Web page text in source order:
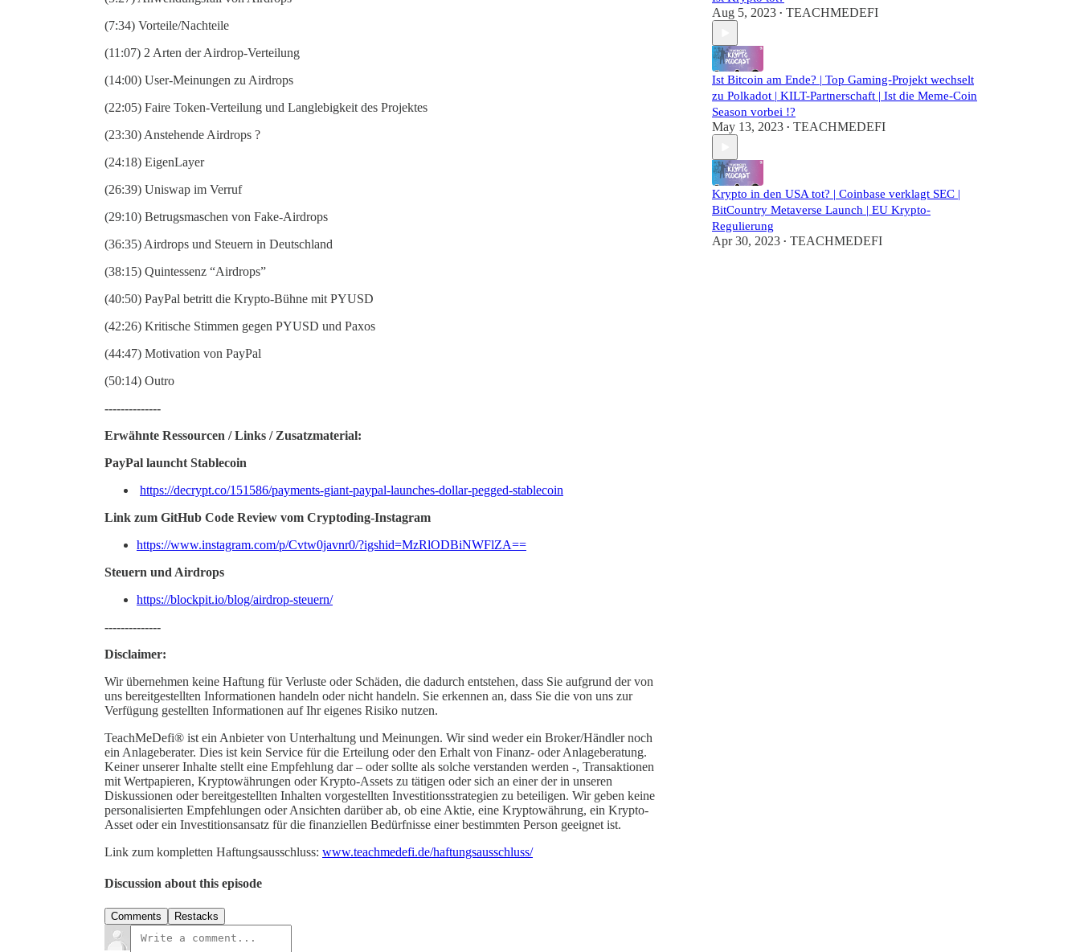
(7:34) Vorteile/Nachteile
(11:07) 2 Arten der Airdrop-Verteilung
(14:00) User-Meinungen zu Airdrops
(22:05) Faire Token-Verteilung und Langlebigkeit des Projektes
(23:30) Anstehende Airdrops ?
(24:18) EigenLayer
(26:39) Uniswap im Verruf
(29:10) Betrugsmaschen von Fake-Airdrops
(36:35) Airdrops und Steuern in Deutschland
(38:15) Quintessenz “Airdrops”
(40:50) PayPal betritt die Krypto-Bühne mit PYUSD
(42:26) Kritische Stimmen gegen PYUSD und Paxos
(44:47) Motivation von PayPal
(50:14) Outro
--------------
Erwähnte Ressourcen / Links / Zusatzmaterial:
PayPal launcht Stablecoin
https://decrypt.co/151586/payments-giant-paypal-launches-dollar-pegged-stablecoin
Link zum GitHub Code Review vom Cryptoding-Instagram
https://www.instagram.com/p/Cvtw0javnr0/?igshid=MzRlODBiNWFlZA==
Steuern und Airdrops
https://blockpit.io/blog/airdrop-steuern/
--------------
Disclaimer:
Wir übernehmen keine Haftung für Verluste oder Schäden, die dadurch entstehen, dass Sie aufgrund der von
uns bereitgestellten Informationen handeln oder nicht handeln. Sie erkennen an, dass Sie die von uns zur
Verfügung gestellten Informationen auf Ihr eigenes Risiko nutzen.
TeachMeDefi® ist ein Anbieter von Unterhaltung und Meinungen. Wir sind weder ein Broker/Händler noch
ein Anlageberater. Dies ist kein Service für die Erteilung oder den Erhalt von Finanz- oder Anlageberatung.
Keiner unserer Inhalte stellt eine Empfehlung dar – oder sollte als solche verstanden werden -, Transaktionen
mit Wertpapieren, Kryptowährungen oder Krypto-Assets zu tätigen oder sich an einer der in unseren
Diskussionen oder bereitgestellten Inhalten vorgestellten Investitionsstrategien zu beteiligen. Wir geben keine
personalisierten Empfehlungen oder Ansichten darüber ab, ob eine Aktie, eine Kryptowährung, ein Krypto-
Asset oder ein Investitionsansatz für die finanziellen Bedürfnisse einer bestimmten Person geeignet ist.
Link zum kompletten Haftungsausschluss: www.teachmedefi.de/haftungsausschluss/
Discussion about this episode
Comments Restacks
Aug 5, 2023 • TEACHMEDEFI
Ist Bitcoin am Ende? | Top Gaming-Projekt wechselt
zu Polkadot | KILT-Partnerschaft | Ist die Meme-Coin
Season vorbei !?
May 13, 2023 • TEACHMEDEFI
Krypto in den USA tot? | Coinbase verklagt SEC |
BitCountry Metaverse Launch | EU Krypto-
Regulierung
Apr 30, 2023 • TEACHMEDEFI